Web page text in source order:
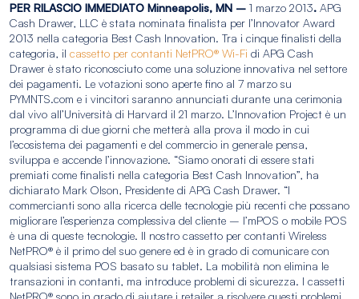
PER RILASCIO IMMEDIATO Minneapolis, MN – 1 marzo 2013. APG
Cash Drawer, LLC è stata nominata finalista per l’Innovator Award
2013 nella categoria Best Cash Innovation. Tra i cinque finalisti della
categoria, il cassetto per contanti NetPRO® Wi-Fi di APG Cash
Drawer è stato riconosciuto come una soluzione innovativa nel settore
dei pagamenti. Le votazioni sono aperte fino al 7 marzo su
PYMNTS.com e i vincitori saranno annunciati durante una cerimonia
dal vivo all’Università di Harvard il 21 marzo. L’Innovation Project è un
programma di due giorni che metterà alla prova il modo in cui
l’ecosistema dei pagamenti e del commercio in generale pensa,
sviluppa e accende l’innovazione. “Siamo onorati di essere stati
premiati come finalisti nella categoria Best Cash Innovation”, ha
dichiarato Mark Olson, Presidente di APG Cash Drawer. “I
commercianti sono alla ricerca delle tecnologie più recenti che possano
migliorare l’esperienza complessiva del cliente – l’mPOS o mobile POS
è una di queste tecnologie. Il nostro cassetto per contanti Wireless
NetPRO® è il primo del suo genere ed è in grado di comunicare con
qualsiasi sistema POS basato su tablet. La mobilità non elimina le
transazioni in contanti, ma introduce problemi di sicurezza. I cassetti